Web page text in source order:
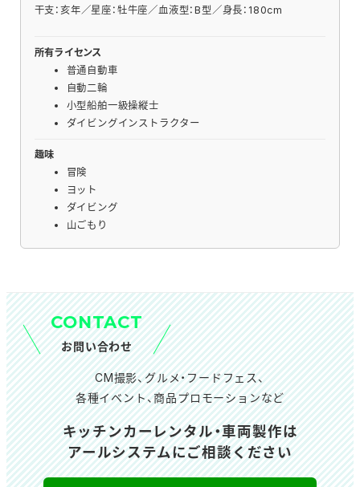
干支：亥年／星座：牡牛座／血液型：B型／身長：180cm
所有ライセンス
普通自動車
自動二輪
小型船舶一級操縦士
ダイビングインストラクター
趣味
冒険
ヨット
ダイビング
山ごもり
CONTACT
お問い合わせ
CM撮影、グルメ・フードフェス、
各種イベント、商品プロモーションなど
キッチンカーレンタル・車両製作は
アールシステムにご相談ください